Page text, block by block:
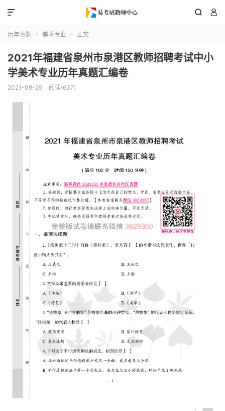
 

历年真题  美术专业  正文
2021年福建省泉州市泉港区教师招聘考试中小
学美术专业历年真题汇编卷
2021-09-25 阅读(637)